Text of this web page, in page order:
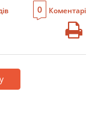
0 Коментарі